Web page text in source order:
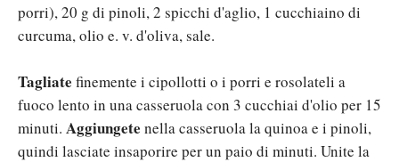
porri), 20 g di pinoli, 2 spicchi d'aglio, 1 cucchiaino di
curcuma, olio e. v. d'oliva, sale.
Tagliate finemente i cipollotti o i porri e rosolateli a
fuoco lento in una casseruola con 3 cucchiai d'olio per 15
minuti. Aggiungete nella casseruola la quinoa e i pinoli,
quindi lasciate insaporire per un paio di minuti. Unite la